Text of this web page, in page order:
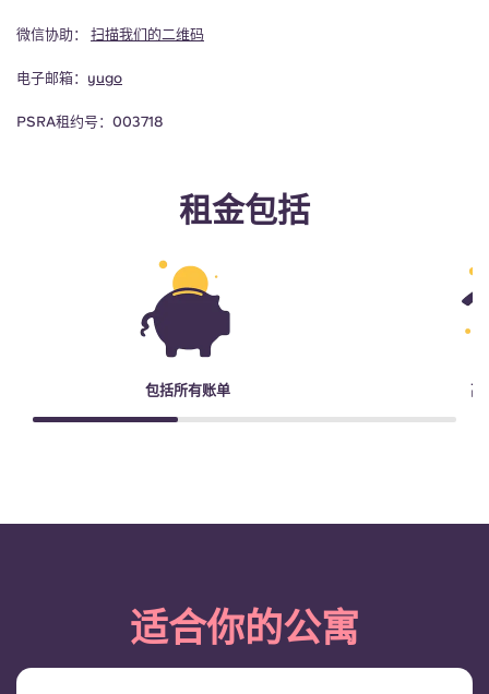
微信协助： 扫描我们的二维码
电子邮箱： yugo
PSRA租约号：003718
租金包括
包括所有账单 高
适合你的公寓